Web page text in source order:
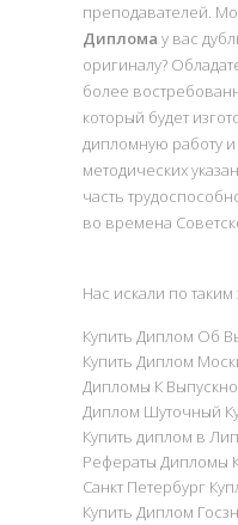
преподавателей.
Диплома у вас
оригиналу?
более
который будет
дипломную работу
методических
часть
во времена
Нас искали по
Купить Диплом Об
Купить Диплом
Дипломы К
Диплом Шуточный
Купить диплом в
Рефераты Дипломы
Санкт Петербург
Купить Диплом